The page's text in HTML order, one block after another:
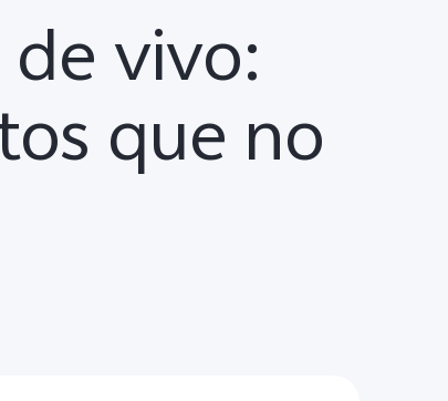
vivo:
que no